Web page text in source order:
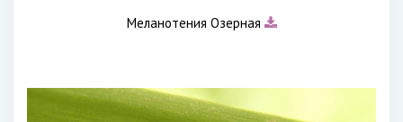
Меланотения Озерная